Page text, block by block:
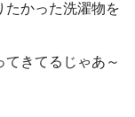
たかった洗濯物を
きてるじゃあ～